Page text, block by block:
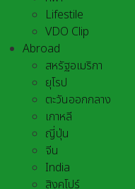
Lifestile
VDO Clip
Abroad
สหรัฐอเมริกา
ยุโรป
ตะวันออกกลาง
เกาหลี
ญี่ปุ่น
จีน
India
สิงคโปร์